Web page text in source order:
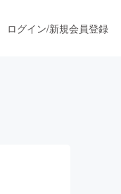
ログイン/新規会員登録